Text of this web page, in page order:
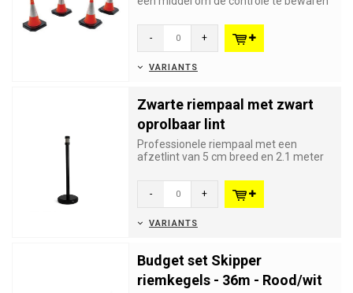
- +
VARIANTS
Zwarte riempaal met zwart
oprolbaar lint
Professionele riempaal met een
afzetlint van 5 cm breed en 2.1 meter
- +
VARIANTS
Budget set Skipper
riemkegels - 36m - Rood/wit